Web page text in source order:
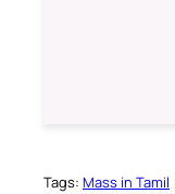
Tags: Mass in Tamil